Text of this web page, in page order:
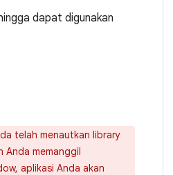
dapat digunakan
telah menautkan library
Anda memanggil
aplikasi Anda akan